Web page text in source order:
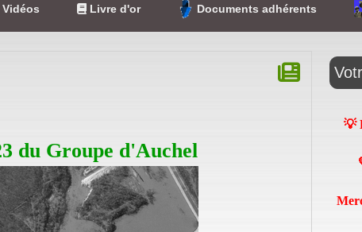
Vidéos Livre d'or Documents adhérents
du Groupe d'Auchel
💡